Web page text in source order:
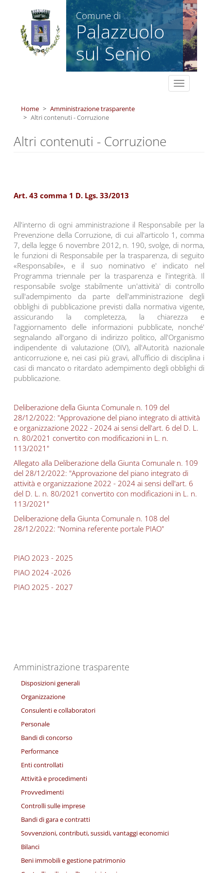
Salta al contenuto principale
Comune di
Palazzuolo
sul Senio
Toggle
navigation
Home
Amministrazione trasparente
Altri contenuti - Corruzione
Altri contenuti - Corruzione
Art. 43 comma 1 D. Lgs. 33/2013
All'interno di ogni amministrazione il Responsabile per la
Prevenzione della Corruzione, di cui all'articolo 1, comma
7, della legge 6 novembre 2012, n. 190, svolge, di norma,
le funzioni di Responsabile per la trasparenza, di seguito
«Responsabile», e il suo nominativo e' indicato nel
Programma triennale per la trasparenza e l'integrità. Il
responsabile svolge stabilmente un'attività' di controllo
sull'adempimento da parte dell'amministrazione degli
obblighi di pubblicazione previsti dalla normativa vigente,
assicurando la completezza, la chiarezza e
l'aggiornamento delle informazioni pubblicate, nonché'
segnalando all'organo di indirizzo politico, all'Organismo
indipendente di valutazione (OIV), all'Autorità nazionale
anticorruzione e, nei casi più gravi, all'ufficio di disciplina i
casi di mancato o ritardato adempimento degli obblighi di
pubblicazione.
Deliberazione della Giunta Comunale n. 109 del
28/12/2022: "Approvazione del piano integrato di attività
e organizzazione 2022 - 2024 ai sensi dell'art. 6 del D. L.
n. 80/2021 convertito con modificazioni in L. n.
113/2021"
Allegato alla Deliberazione della Giunta Comunale n. 109
del 28/12/2022: "Approvazione del piano integrato di
attività e organizzazione 2022 - 2024 ai sensi dell'art. 6
del D. L. n. 80/2021 convertito con modificazioni in L. n.
113/2021"
Deliberazione della Giunta Comunale n. 108 del
28/12/2022: "Nomina referente portale PIAO"
PIAO 2023 - 2025
PIAO 2024 -2026
PIAO 2025 - 2027
Amministrazione trasparente
Disposizioni generali
Organizzazione
Consulenti e collaboratori
Personale
Bandi di concorso
Performance
Enti controllati
Attività e procedimenti
Provvedimenti
Controlli sulle imprese
Bandi di gara e contratti
Sovvenzioni, contributi, sussidi, vantaggi economici
Bilanci
Beni immobili e gestione patrimonio